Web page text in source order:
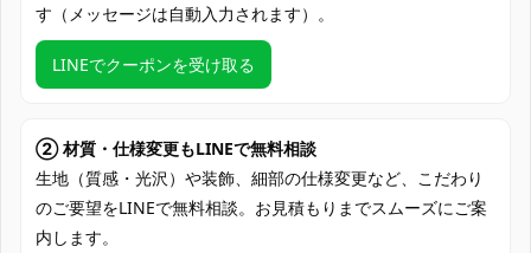
加工に7～15営業日、配送に5～7営業日
（※土日祝除く）、合計で12～22営業日程
度でお届け
支払い方法
Discover、AMERICAN EXPRESS）、
PayPal、銀行振込
コミックマーケット（コミケ）、アニメ・
す（メッセージは自動入力されます）。
LINEでクーポンを受け取る
② 材質・仕様変更もLINEで無料相談
生地（質感・光沢）や装飾、細部の仕様変更など、こだわり
のご要望をLINEで無料相談。お見積もりまでスムーズにご案
内します。